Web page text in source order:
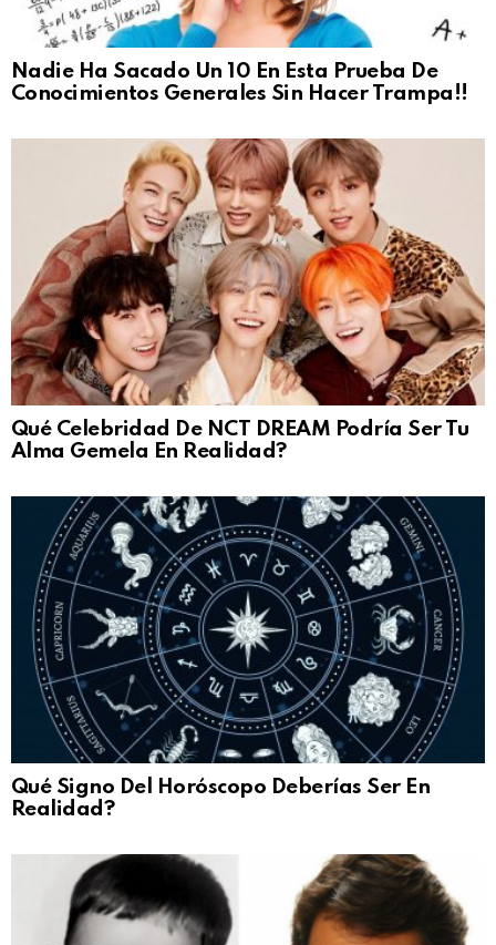
Nadie Ha Sacado Un 10 En Esta Prueba De
Conocimientos Generales Sin Hacer Trampa!!
Qué Celebridad De NCT DREAM Podría Ser Tu
Alma Gemela En Realidad?
Qué Signo Del Horóscopo Deberías Ser En
Realidad?